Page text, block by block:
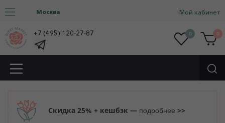
Москва Мой кабинет
+7 (495) 120-27-87 0 0
Скидка 25% + кешбэк — подробнее >>